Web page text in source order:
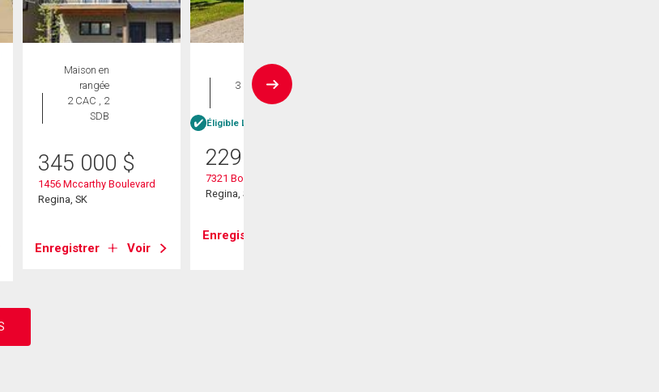
Maison en
rangée
2 CAC , 2
SDB
345 000 $
1456 Mccarthy Boulevard
Regina, SK
Enregistrer Voir
Maison
3 CAC , 2
SDB
Éligible Louer pour acheter
229 900
7321 Bowman Avenue
Regina, SK
Enregistrer